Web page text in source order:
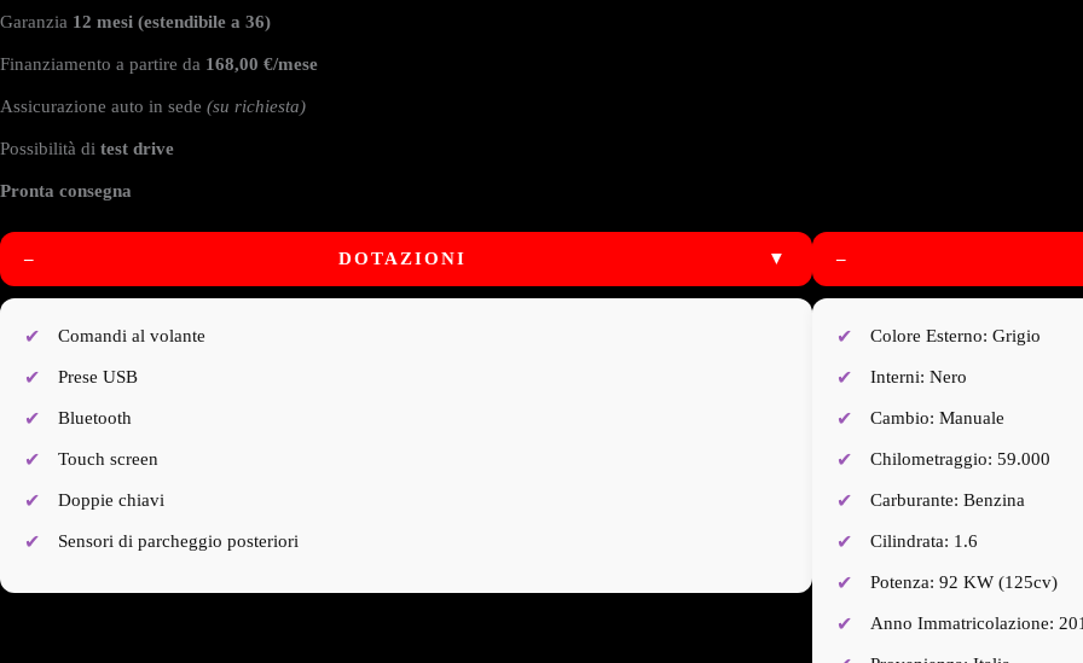
Garanzia 12 mesi (estendibile a 36)
Finanziamento a partire da 168,00 €/mese
Assicurazione auto in sede (su richiesta)
Possibilità di test drive
Pronta consegna
– DOTAZIONI ▼
Comandi al volante
Prese USB
Bluetooth
Touch screen
Doppie chiavi
Sensori di parcheggio posteriori
–
Colore Esterno: Grigio
Interni: Nero
Cambio: Manuale
Chilometraggio: 59.000
Carburante: Benzina
Cilindrata: 1.6
Potenza: 92 KW (125cv)
Anno Immatricolazione: